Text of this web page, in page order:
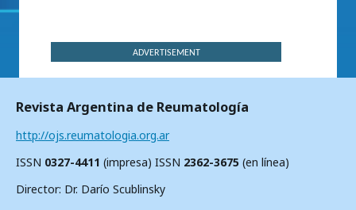
ADVERTISEMENT
Revista Argentina de Reumatología
http://ojs.reumatologia.org.ar
ISSN 0327-4411 (impresa) ISSN 2362-3675 (en línea)
Director: Dr. Darío Scublinsky